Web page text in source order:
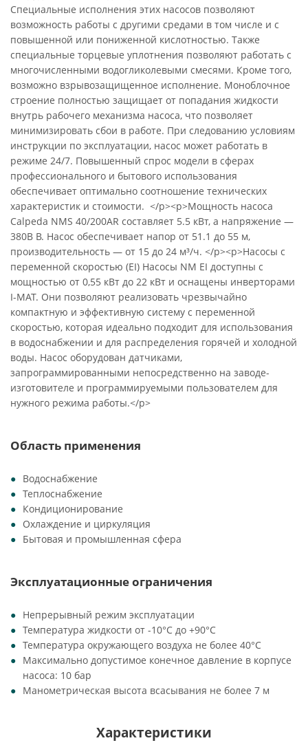
Специальные исполнения этих насосов позволяют
возможность работы с другими средами в том числе и с
повышенной или пониженной кислотностью. Также
специальные торцевые уплотнения позволяют работать с
многочисленными водогликолевыми смесями. Кроме того,
возможно взрывозащищенное исполнение. Моноблочное
строение полностью защищает от попадания жидкости
внутрь рабочего механизма насоса, что позволяет
минимизировать сбои в работе. При следованию условиям
инструкции по эксплуатации, насос может работать в
режиме 24/7. Повышенный спрос модели в сферах
профессионального и бытового использования
обеспечивает оптимально соотношение технических
характеристик и стоимости. </p><p>Мощность насоса
Calpeda NMS 40/200AR составляет 5.5 кВт, а напряжение —
380В В. Насос обеспечивает напор от 51.1 до 55 м,
производительность — от 15 до 24 м³/ч. </p><p>Насосы с
переменной скоростью (EI) Насосы NM EI доступны с
мощностью от 0,55 кВт до 22 кВт и оснащены инверторами
I-MAT. Они позволяют реализовать чрезвычайно
компактную и эффективную систему с переменной
скоростью, которая идеально подходит для использования
в водоснабжении и для распределения горячей и холодной
воды. Насос оборудован датчиками,
запрограммированными непосредственно на заводе-
изготовителе и программируемыми пользователем для
нужного режима работы.</p>
Область применения
Водоснабжение
Теплоснабжение
Кондиционирование
Охлаждение и циркуляция
Бытовая и промышленная сфера
Эксплуатационные ограничения
Непрерывный режим эксплуатации
Температура жидкости от -10°C до +90°C
Температура окружающего воздуха не более 40°C
Максимально допустимое конечное давление в корпусе
насоса: 10 бар
Манометрическая высота всасывания не более 7 м
Характеристики